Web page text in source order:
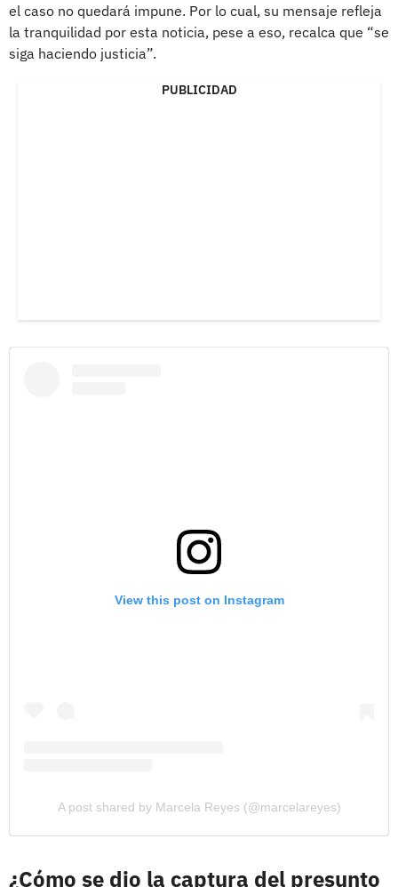
el caso no quedará impune. Por lo cual, su mensaje refleja
la tranquilidad por esta noticia, pese a eso, recalca que “se
siga haciendo justicia”.
PUBLICIDAD
View this post on Instagram
A post shared by Marcela Reyes (@marcelareyes)
¿Cómo se dio la captura del presunto